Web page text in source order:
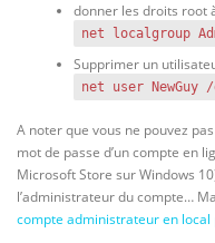
donner les droits root
net localgroup
Supprimer un
net user NewGuy
A noter que vous ne pouvez
mot de passe d’un compte en
Microsoft Store sur Windows
l’administrateur du compte…
compte administrateur en local